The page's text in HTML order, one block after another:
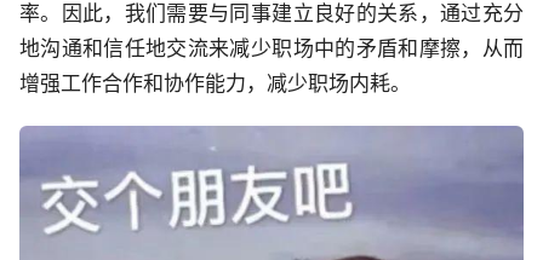
率。因此，我们需要与同事建立良好的关系，通过充分
地沟通和信任地交流来减少职场中的矛盾和摩擦，从而
增强工作合作和协作能力，减少职场内耗。